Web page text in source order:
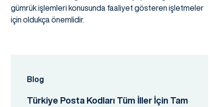
gümrük işlemleri konusunda faaliyet gösteren işletmeler
için oldukça önemlidir.
Blog
Türkiye Posta Kodları Tüm İller İçin Tam